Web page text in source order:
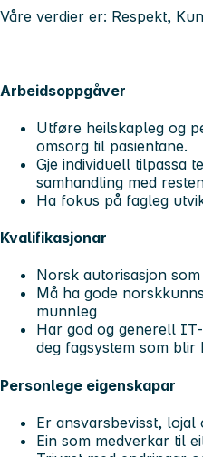
Våre verdier er: Respekt,
Arbeidsoppgåver
Utføre heilskapleg og
omsorg til pasientane.
Gje individuell tilpassa
samhandling med
Ha fokus på fagleg
Kvalifikasjonar
Norsk autorisasjon
Må ha gode
munnleg
Har god og generell
deg fagsystem som
Personlege eigenskapar
Er ansvarsbevisst, lojal
Ein som medverkar til